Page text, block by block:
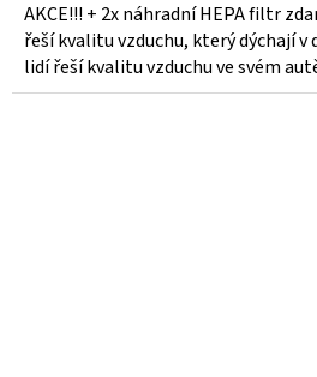
AKCE!!! + 2x náhradní HEPA filtr
řeší kvalitu vzduchu, který dýchají v
lidí řeší kvalitu vzduchu ve svém